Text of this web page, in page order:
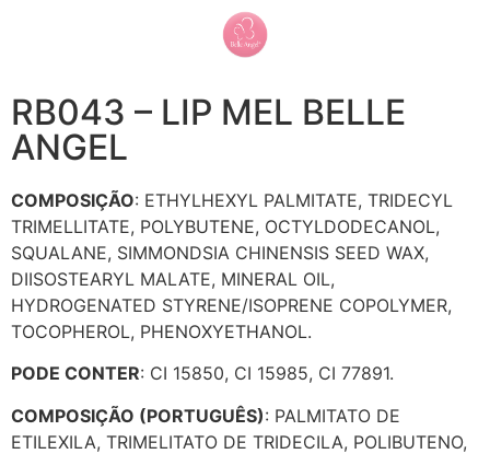
RB043 – LIP MEL BELLE
ANGEL
COMPOSIÇÃO: ETHYLHEXYL PALMITATE, TRIDECYL
TRIMELLITATE, POLYBUTENE, OCTYLDODECANOL,
SQUALANE, SIMMONDSIA CHINENSIS SEED WAX,
DIISOSTEARYL MALATE, MINERAL OIL,
HYDROGENATED STYRENE/ISOPRENE COPOLYMER,
TOCOPHEROL, PHENOXYETHANOL.
PODE CONTER: CI 15850, CI 15985, CI 77891.
COMPOSIÇÃO (PORTUGUÊS): PALMITATO DE
ETILEXILA, TRIMELITATO DE TRIDECILA, POLIBUTENO,